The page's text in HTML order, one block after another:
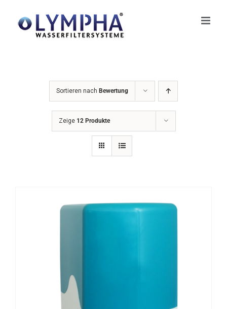
Inhalt
Sortieren nach Bewertung
Zeige 12 Produkte